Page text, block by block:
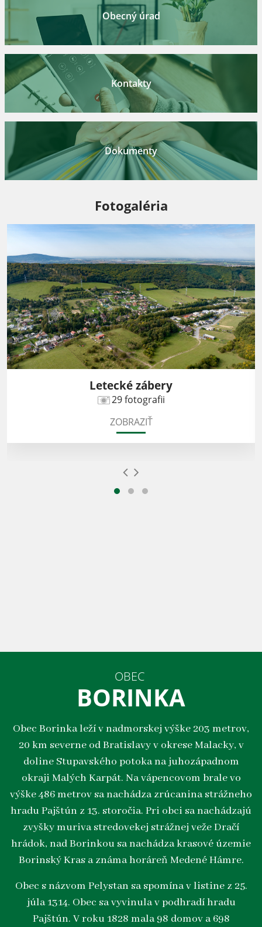
Obecný úrad
Kontakty
Dokumenty
Fotogaléria
Letecké zábery
29 fotografii
ZOBRAZIŤ
OBEC
BORINKA
Obec Borinka leží v nadmorskej výške 203 metrov,
20 km severne od Bratislavy v okrese Malacky, v
doline Stupavského potoka na juhozápadnom
okraji Malých Karpát. Na vápencovom brale vo
výške 486 metrov sa nachádza zrúcanina strážneho
hradu Pajštún z 13. storočia. Pri obci sa nachádzajú
zvyšky muriva stredovekej strážnej veže Dračí
hrádok, nad Borinkou sa nachádza krasové územie
Borinský Kras a známa horáreň Medené Hámre.
Obec s názvom Pelystan sa spomína v listine z 25.
júla 1314. Obec sa vyvinula v podhradí hradu
Pajštún. V roku 1828 mala 98 domov a 698